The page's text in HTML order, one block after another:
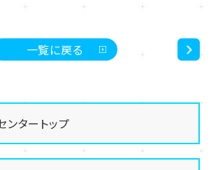
一覧に戻る
タートップ